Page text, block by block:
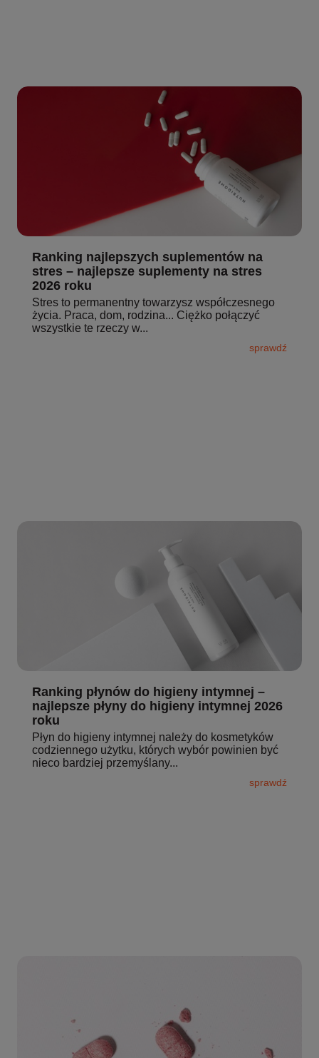
Ranking najlepszych suplementów na
stres – najlepsze suplementy na stres
2026 roku
Stres to permanentny towarzysz współczesnego
życia. Praca, dom, rodzina... Ciężko połączyć
wszystkie te rzeczy w...
sprawdź
Ranking płynów do higieny intymnej –
najlepsze płyny do higieny intymnej 2026
roku
Płyn do higieny intymnej należy do kosmetyków
codziennego użytku, których wybór powinien być
nieco bardziej przemyślany...
sprawdź